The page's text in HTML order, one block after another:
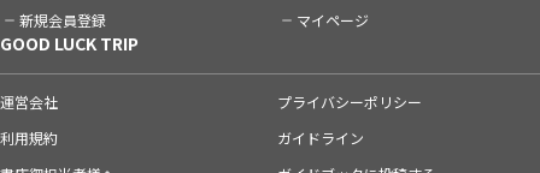
新規会員登録 マイページ
GOOD LUCK TRIP
運営会社
プライバシーポリシー
利用規約
ガイドライン